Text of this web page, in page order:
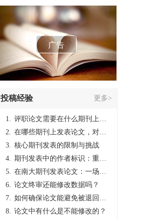
广告
投稿经验 更多>
1. 评职论文需要在什么期刊上发表？
2. 在哪些期刊上发表论文，对考研有优势？
3. 核心期刊发表的限制与挑战
4. 期刊发表中的作者标识：重要性与实践
5. 在南大期刊发表论文：一场知识探索与学术成就的旅程
6. 论文终审还能修改数据吗？
7. 如何确保论文能避免被退回：关键条件与策略
8. 论文中有什么是不能修改的？